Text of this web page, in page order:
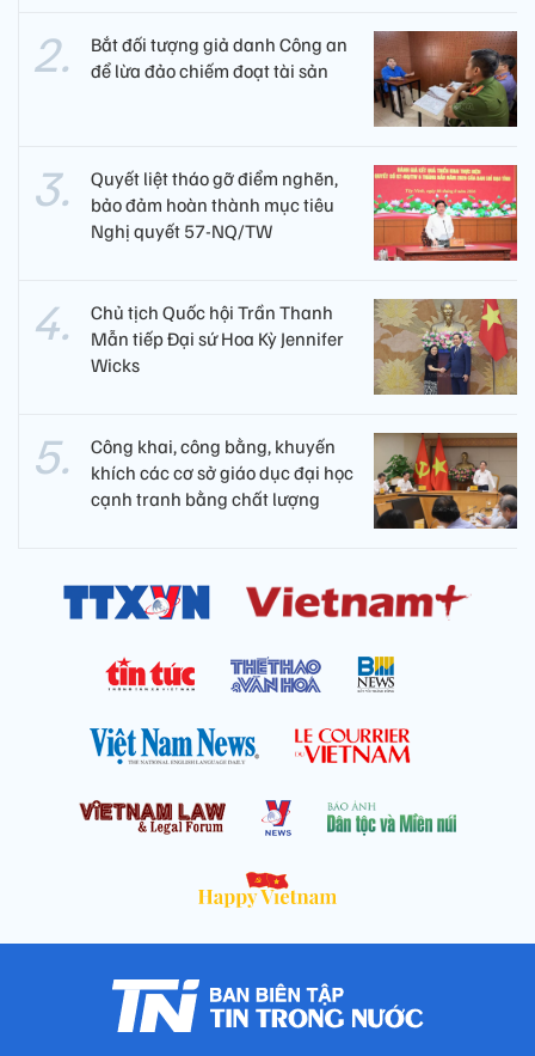
Bắt đối tượng giả danh Công an
để lừa đảo chiếm đoạt tài sản
Quyết liệt tháo gỡ điểm nghẽn,
bảo đảm hoàn thành mục tiêu
Nghị quyết 57-NQ/TW
Chủ tịch Quốc hội Trần Thanh
Mẫn tiếp Đại sứ Hoa Kỳ Jennifer
Wicks
Công khai, công bằng, khuyến
khích các cơ sở giáo dục đại học
cạnh tranh bằng chất lượng​